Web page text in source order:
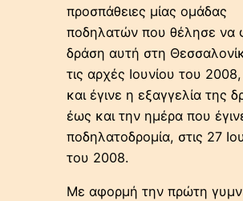
προσπάθειες μίας ομάδας
ποδηλατών που θέλησε να
δράση αυτή στη
τις αρχές Ιουνίου του
και έγινε η εξαγγελία της
έως και την ημέρα που
ποδηλατοδρομία, στις 27
του 2008.
Με αφορμή την πρώτη